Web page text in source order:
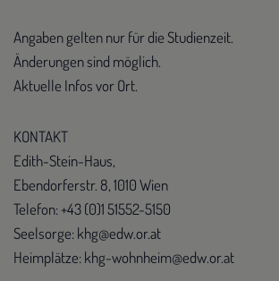
Angaben gelten nur für die Studienzeit.
Änderungen sind möglich.
Aktuelle Infos vor Ort.
KONTAKT
Edith-Stein-Haus,
Ebendorferstr. 8, 1010 Wien
Telefon: +43 (0)1 51552-5150
Seelsorge: khg@edw.or.at
Heimplätze: khg-wohnheim@edw.or.at